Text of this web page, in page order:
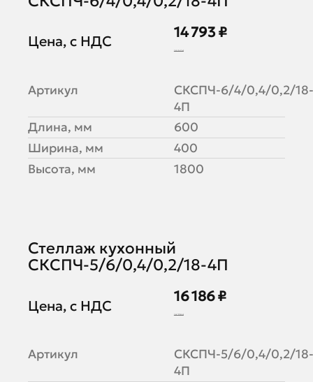
Цена, с НДС
14 793 ₽
18 040 ₽
Артикул
СКСПЧ-6/4/0,4/0,2/18-
4П
Длина, мм
600
Ширина, мм
400
Высота, мм
1800
Стеллаж кухонный
СКСПЧ-5/6/0,4/0,2/18-4П
Цена, с НДС
16 186 ₽
19 739 ₽
Артикул
СКСПЧ-5/6/0,4/0,2/18-
4П